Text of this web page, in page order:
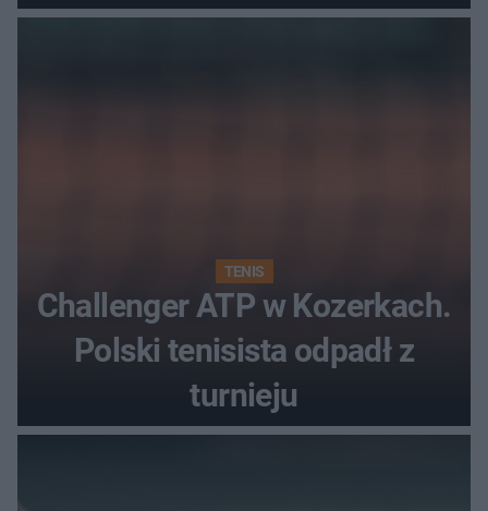
najwięcej punktów?
TENIS
Challenger ATP w Kozerkach.
Polski tenisista odpadł z
turnieju